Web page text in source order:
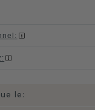
:
:
le: